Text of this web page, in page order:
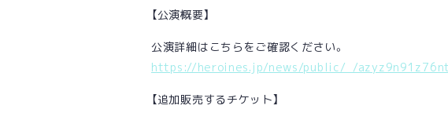
【公演概要】
公演詳細はこちらをご確認ください。
https://heroines.jp/news/public/_/
【追加販売するチケット】